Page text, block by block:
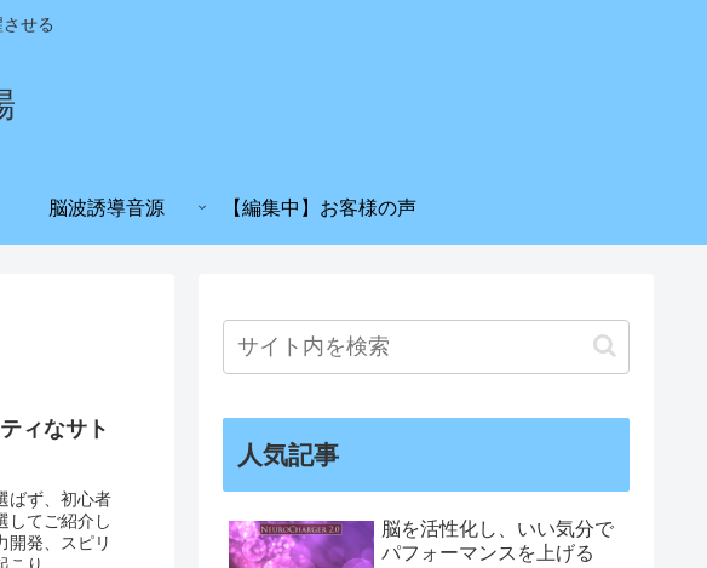
せる
脳波誘導音源 【編集中】お客様の声
ィなサト
ばず、初心者
してご紹介し
開発、スピリ
人気記事
脳を活性化し、いい気分で
パフォーマンスを上げる